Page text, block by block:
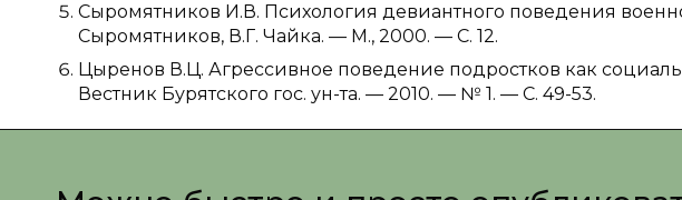
Сыромятников И.В. Психология девиантного поведения
Сыромятников, В.Г. Чайка. — М., 2000. — С. 12.
Цыренов В.Ц. Агрессивное поведение подростков как
Вестник Бурятского гос. ун-та. — 2010. — № 1. — С. 49-53.